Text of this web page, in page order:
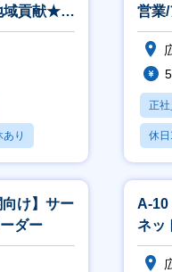
域貢献★自
り
営業
治体
正社
休
賞
け】サー
ダー
A-10
ネッ